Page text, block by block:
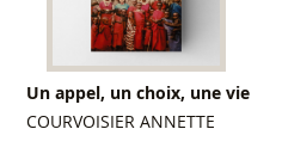
Un appel, un choix, une vie
COURVOISIER ANNETTE